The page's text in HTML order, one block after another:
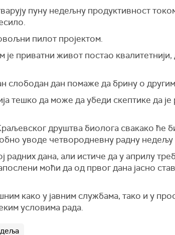
пуну недељну продуктивност
пилот пројектом.
приватни живот постао
слободан дан помаже да брину о
тешко да може да убеди скептике да
друштва биолога свакако ће
уводе четвородневну радну недељу
дана, али истиче да у априлу
моћи да од првог дана јасно
како у јавним службама, тако и у
условима рада.